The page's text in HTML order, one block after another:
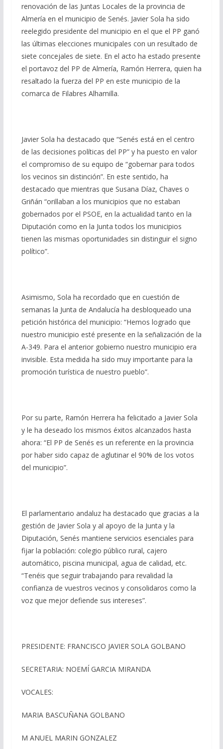
renovación de las Juntas Locales de la provincia de
Almería en el municipio de Senés. Javier Sola ha sido
reelegido presidente del municipio en el que el PP ganó
las últimas elecciones municipales con un resultado de
siete concejales de siete. En el acto ha estado presente
el portavoz del PP de Almería, Ramón Herrera, quien ha
resaltado la fuerza del PP en este municipio de la
comarca de Filabres Alhamilla.
Javier Sola ha destacado que “Senés está en el centro
de las decisiones políticas del PP” y ha puesto en valor
el compromiso de su equipo de “gobernar para todos
los vecinos sin distinción”. En este sentido, ha
destacado que mientras que Susana Díaz, Chaves o
Griñán “orillaban a los municipios que no estaban
gobernados por el PSOE, en la actualidad tanto en la
Diputación como en la Junta todos los municipios
tienen las mismas oportunidades sin distinguir el signo
político”.
Asimismo, Sola ha recordado que en cuestión de
semanas la Junta de Andalucía ha desbloqueado una
petición histórica del municipio: “Hemos logrado que
nuestro municipio esté presente en la señalización de la
A-349. Para el anterior gobierno nuestro municipio era
invisible. Esta medida ha sido muy importante para la
promoción turística de nuestro pueblo”.
Por su parte, Ramón Herrera ha felicitado a Javier Sola
y le ha deseado los mismos éxitos alcanzados hasta
ahora: “El PP de Senés es un referente en la provincia
por haber sido capaz de aglutinar el 90% de los votos
del municipio”.
El parlamentario andaluz ha destacado que gracias a la
gestión de Javier Sola y al apoyo de la Junta y la
Diputación, Senés mantiene servicios esenciales para
fijar la población: colegio público rural, cajero
automático, piscina municipal, agua de calidad, etc.
“Tenéis que seguir trabajando para revalidad la
confianza de vuestros vecinos y consolidaros como la
voz que mejor defiende sus intereses”.
PRESIDENTE: FRANCISCO JAVIER SOLA GOLBANO
SECRETARIA: NOEMÍ GARCIA MIRANDA
VOCALES:
MARIA BASCUÑANA GOLBANO
M ANUEL MARIN GONZALEZ